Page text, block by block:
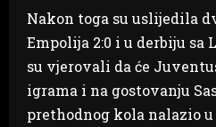
Nakon toga su uslijedila
Empolija 2:0 i u derbiju sa
su vjerovali da će
igrama i na gostovanju
prethodnog kola nalazio